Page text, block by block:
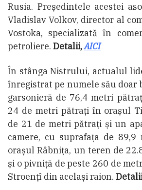
Rusia. Președintele acestei
Vladislav Volkov, director al
Vostoka, specializată în
petroliere. Detalii,AICI
În stânga Nistrului, actualul
înregistrat pe numele său doar
garsonieră de 76,4 metri
24 de metri pătrați în orașul
de 21 de metri pătrați și un
camere, cu suprafața de
orașul Râbnița, un teren de
și o pivniță de peste 260 de
Stroențî din același raion.